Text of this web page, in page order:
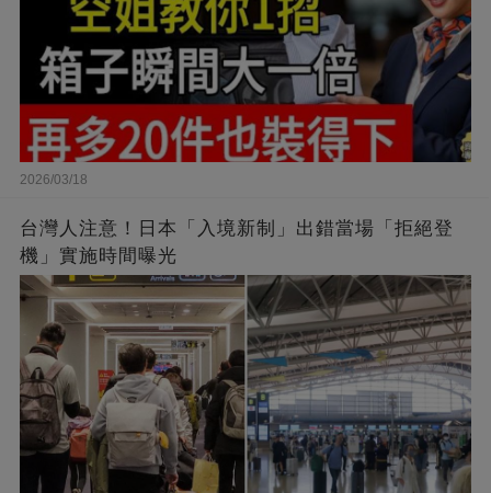
2026/03/18
台灣人注意！日本「入境新制」出錯當場「拒絕登
機」實施時間曝光